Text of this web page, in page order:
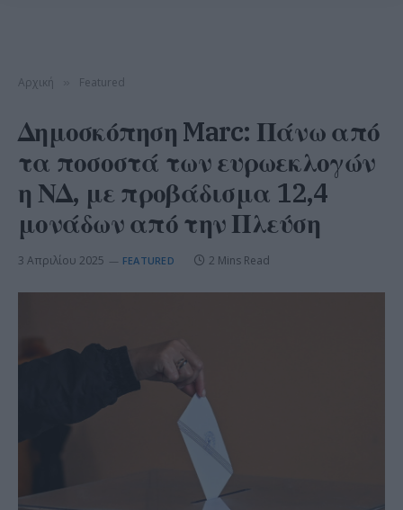
Αρχική Featured
Δημοσκόπηση Marc: Πάνω από
τα ποσοστά των ευρωεκλογών
η ΝΔ, με προβάδισμα 12,4
μονάδων από την Πλεύση
3 Απριλίου 2025 FEATURED 2 Mins Read